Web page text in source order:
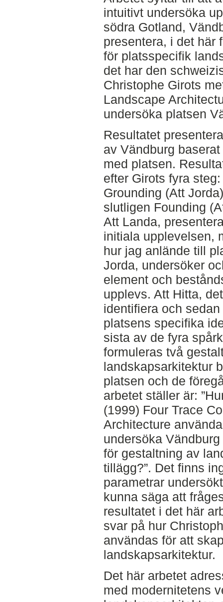
intuitivt undersöka
södra Gotland,
presentera, i det här
för platsspecifik
det har den
Christophe Girots
Landscape
undersöka platsen
Resultatet
av Vändburg
med platsen.
efter Girots fyra
Grounding (Att
slutligen Founding
Att Landa,
initiala upplevelsen,
hur jag anlände till
Jorda, undersöker
element och
upplevs. Att Hitta,
identifiera och
platsens specifika
sista av de fyra
formuleras två
landskapsarkitektur
platsen och de
arbetet ställer är:
(1999) Four Trace
Architecture
undersöka
för gestaltning av
tillägg?”. Det finns
parametrar
kunna säga att
resultatet i det här
svar på hur
användas för att
landskapsarkitektur.
Det här arbetet
med modernitetens